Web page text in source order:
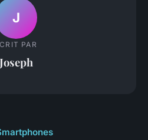
J
PAR
Joseph